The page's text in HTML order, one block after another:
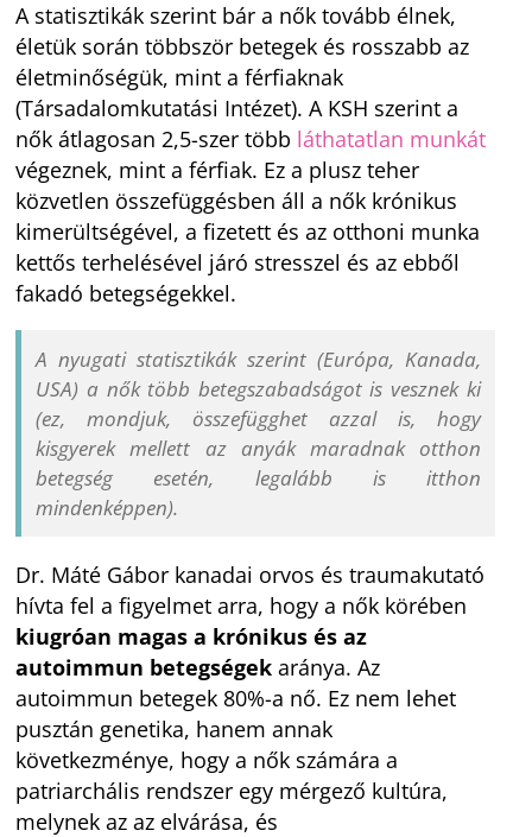
A statisztikák szerint bár a nők tovább élnek,
életük során többször betegek és rosszabb az
életminőségük, mint a férfiaknak
(Társadalomkutatási Intézet). A KSH szerint a
nők átlagosan 2,5-szer több láthatatlan munkát
végeznek, mint a férfiak. Ez a plusz teher
közvetlen összefüggésben áll a nők krónikus
kimerültségével, a fizetett és az otthoni munka
kettős terhelésével járó stresszel és az ebből
fakadó betegségekkel.
A nyugati statisztikák szerint (Európa, Kanada,
USA) a nők több betegszabadságot is vesznek ki
(ez, mondjuk, összefügghet azzal is, hogy
kisgyerek mellett az anyák maradnak otthon
betegség esetén, legalább is itthon
mindenképpen).
Dr. Máté Gábor kanadai orvos és traumakutató
hívta fel a figyelmet arra, hogy a nők körében
kiugróan magas a krónikus és az
autoimmun betegségek aránya. Az
autoimmun betegek 80%-a nő. Ez nem lehet
pusztán genetika, hanem annak
következménye, hogy a nők számára a
patriarchális rendszer egy mérgező kultúra,
melynek az az elvárása, és